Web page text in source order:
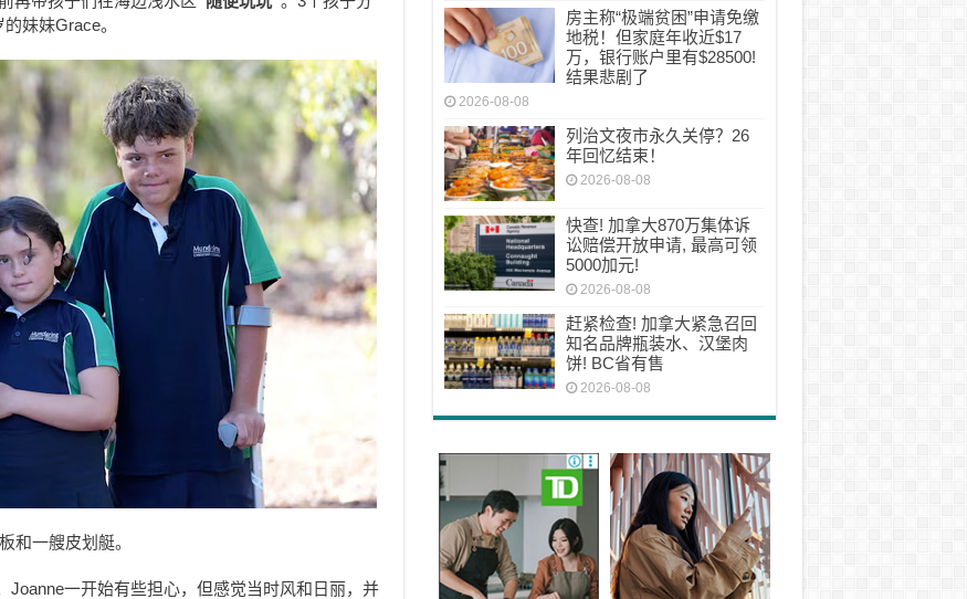
妹妹Grace。
和一艘皮划艇。
Joanne一开始有些担心，但感觉当时风和日丽，并
房主称“极端贫困”申请免缴
地税！但家庭年收近$17
万，银行账户里有$28500!
结果悲剧了
2026-08-08
列治文夜市永久关停？26
年回忆结束！
2026-08-08
快查! 加拿大870万集体诉
讼赔偿开放申请, 最高可领
5000加元!
2026-08-08
赶紧检查! 加拿大紧急召回
知名品牌瓶装水、汉堡肉
饼! BC省有售
2026-08-08